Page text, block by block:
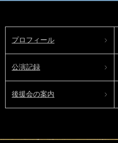
プロフィール
公演記録
後援会の案内